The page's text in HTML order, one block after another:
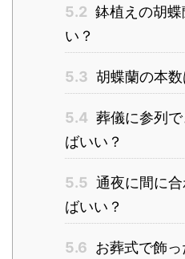
5.2 鉢植えの胡
い？
5.3 胡蝶蘭の本
5.4 葬儀に参列
ばいい？
5.5 通夜に間に
ばいい？
5.6 お葬式で飾